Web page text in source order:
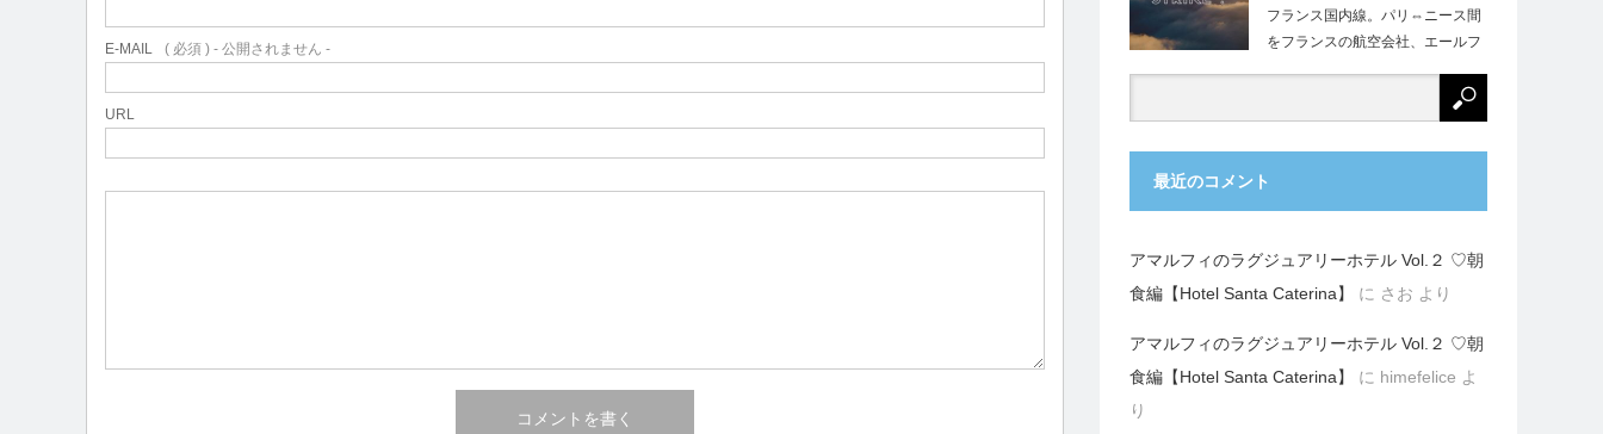
E-MAIL ( 必須 ) - 公開されません -
URL
フランス国内線。パリ⇔ニース間
をフランスの航空会社、エールフ
最近のコメント
アマルフィのラグジュアリーホテル Vol.２ ♡朝
食編【Hotel Santa Caterina】
に さお より
アマルフィのラグジュアリーホテル Vol.２ ♡朝
食編【Hotel Santa Caterina】
に himefelice よ
り